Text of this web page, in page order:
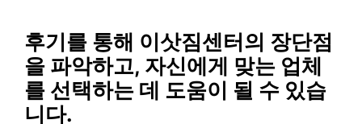
후기를 통해 이삿짐센터의 장단점
을 파악하고, 자신에게 맞는 업체
를 선택하는 데 도움이 될 수 있습
니다.